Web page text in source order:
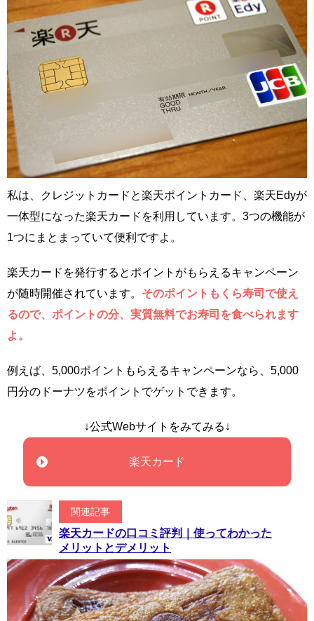
私は、クレジットカードと楽天ポイントカード、楽天Edyが
一体型になった楽天カードを利用しています。3つの機能が
1つにまとまっていて便利ですよ。
楽天カードを発行するとポイントがもらえるキャンペーン
が随時開催されています。 そのポイントもくら寿司で使え
るので、ポイントの分、実質無料でお寿司を食べられます
よ。
例えば、5,000ポイントもらえるキャンペーンなら、5,000
円分のドーナツをポイントでゲットできます。
↓公式Webサイトをみてみる↓
楽天カード
関連記事
楽天カードの口コミ評判｜使ってわかった
メリットとデメリット